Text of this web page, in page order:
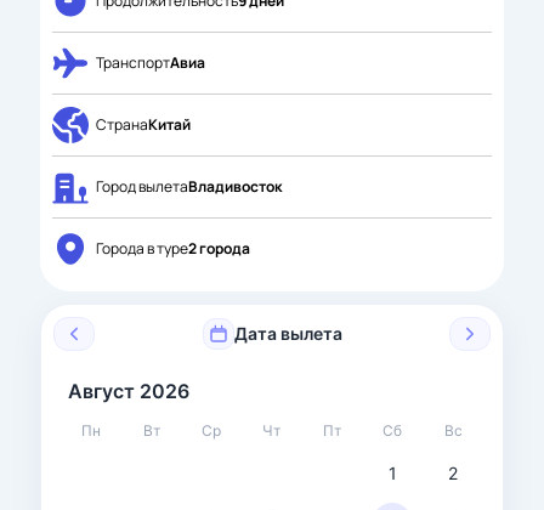
ТранспортАвиа
СтранаКитай
Город вылетаВладивосток
Города в туре2 города
Дата вылета
Август 2026
Пн Вт Ср Чт Пт Сб Вс
1 2